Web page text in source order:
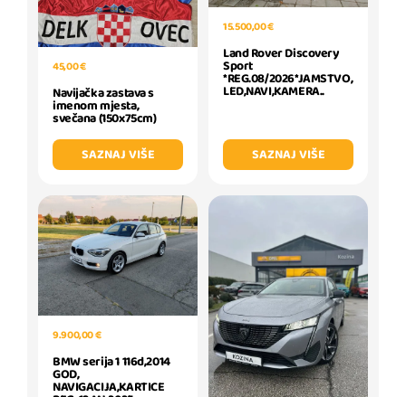
45,00 €
Navijačka zastava s
imenom mjesta,
svečana (150x75cm)
SAZNAJ VIŠE
15.500,00 €
Land Rover Discovery
Sport
*REG.08/2026*JAMSTVO,
LED,NAVI,KAMERA..
SAZNAJ VIŠE
9.900,00 €
BMW serija 1 116d,2014
GOD,
NAVIGACIJA,KARTICE